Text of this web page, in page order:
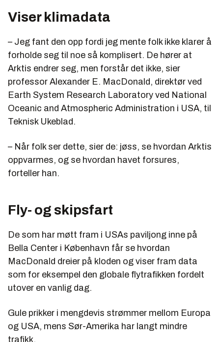
Viser klimadata
– Jeg fant den opp fordi jeg mente folk ikke klarer å
forholde seg til noe så komplisert. De hører at
Arktis endrer seg, men forstår det ikke, sier
professor Alexander E. MacDonald, direktør ved
Earth System Research Laboratory ved National
Oceanic and Atmospheric Administration i USA, til
Teknisk Ukeblad.
– Når folk ser dette, sier de: jøss, se hvordan Arktis
oppvarmes, og se hvordan havet forsures,
forteller han.
Fly- og skipsfart
De som har møtt fram i USAs paviljong inne på
Bella Center i København får se hvordan
MacDonald dreier på kloden og viser fram data
som for eksempel den globale flytrafikken fordelt
utover en vanlig dag.
Gule prikker i mengdevis strømmer mellom Europa
og USA, mens Sør-Amerika har langt mindre
trafikk.